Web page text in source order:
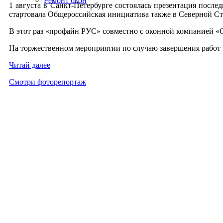
1 ав­густа в Санкт-Пе­тер­бурге сос­то­ялась пре­зен­та­ция
стар­то­вала Об­ще­рос­сий­ская ини­ци­ати­ва так­же в Се­вер­ной
В этот раз «про­файн РУС» сов­мест­но с окон­ной ком­па­ни­ей
На тор­жест­вен­ном ме­роп­ри­ятии по слу­чаю за­вер­ше­ния
Чи­тай да­лее
Смот­ри фо­торе­пор­таж